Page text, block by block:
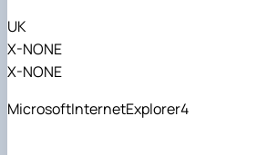
UK
X-NONE
X-NONE
MicrosoftInternetExplorer4